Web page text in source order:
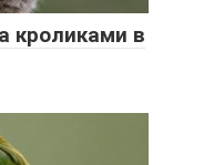
кроликами в